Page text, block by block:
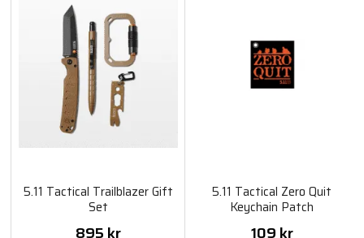
5.11 Tactical Trailblazer Gift
Set
895 kr
5.11 Tactical Zero Quit
Keychain Patch
109 kr